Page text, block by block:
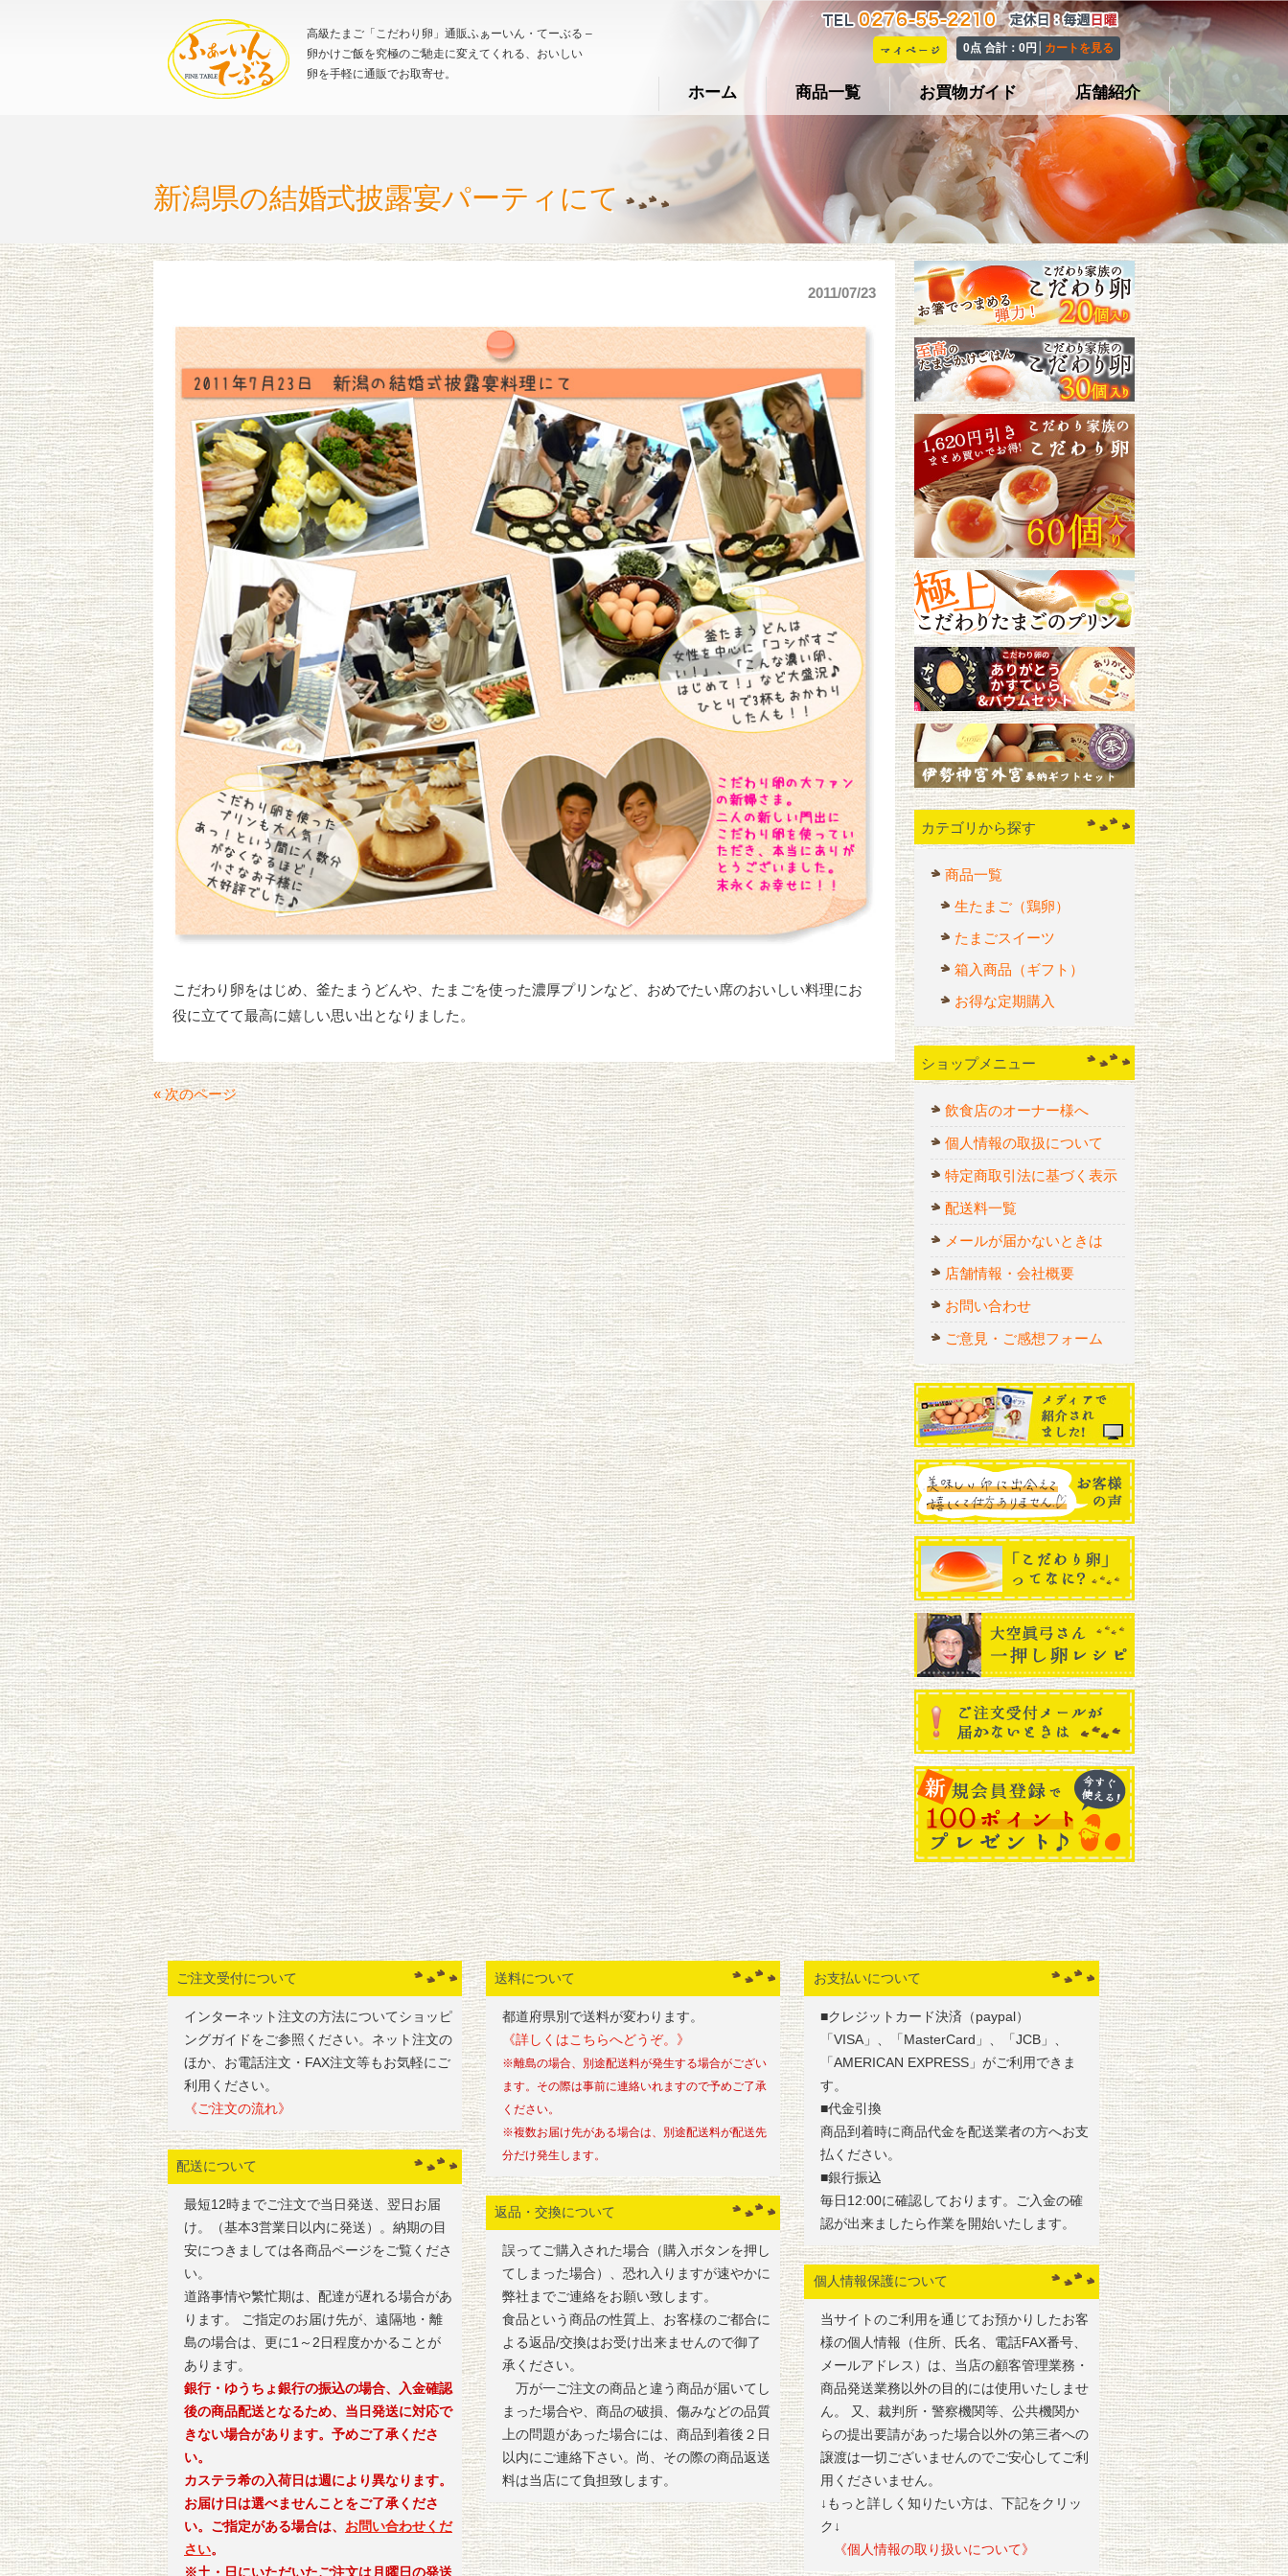
高級たまご「こだわり卵」通販ふぁーいん・てーぶる –
卵かけご飯を究極のご馳走に変えてくれる、おいしい
卵を手軽に通販でお取寄せ。
0点 合計：0円│ カートを見る
ホーム 商品一覧 お買物ガイド 店舗紹介
新潟県の結婚式披露宴パーティにて
2011/07/23
こだわり卵をはじめ、釜たまうどんや、たまごを使った濃厚プリンなど、おめでたい席のおいしい料理にお
役に立てて最高に嬉しい思い出となりました。
« 次のページ
カテゴリから探す
商品一覧
生たまご（鶏卵）
たまごスイーツ
箱入商品（ギフト）
お得な定期購入
ショップメニュー
飲食店のオーナー様へ
個人情報の取扱について
特定商取引法に基づく表示
配送料一覧
メールが届かないときは
店舗情報・会社概要
お問い合わせ
ご意見・ご感想フォーム
ご注文受付について
インターネット注文の方法についてショッピ
ングガイドをご参照ください。ネット注文の
ほか、お電話注文・FAX注文等もお気軽にご
利用ください。
《ご注文の流れ》
配送について
最短12時までご注文で当日発送、翌日お届
け。（基本3営業日以内に発送）。納期の目
安につきましては各商品ページをご覧くださ
い。
道路事情や繁忙期は、配達が遅れる場合があ
ります。 ご指定のお届け先が、遠隔地・離
島の場合は、更に1～2日程度かかることが
あります。
銀行・ゆうちょ銀行の振込の場合、入金確認
後の商品配送となるため、当日発送に対応で
きない場合があります。予めご了承くださ
い。
カステラ希の入荷日は週により異なります。
お届け日は選べませんことをご了承くださ
い。ご指定がある場合は、 お問い合わせくだ
さい。
※土・日にいただいたご注文は月曜日の発送
送料について
都道府県別で送料が変わります。
《詳しくはこちらへどうぞ。》
※離島の場合、別途配送料が発生する場合がござい
ます。その際は事前に連絡いれますので予めご了承
ください。
※複数お届け先がある場合は、別途配送料が配送先
分だけ発生します。
返品・交換について
誤ってご購入された場合（購入ボタンを押し
てしまった場合）、恐れ入りますが速やかに
弊社までご連絡をお願い致します。
食品という商品の性質上、お客様のご都合に
よる返品/交換はお受け出来ませんので御了
承ください。
万が一ご注文の商品と違う商品が届いてし
まった場合や、商品の破損、傷みなどの品質
上の問題があった場合には、商品到着後２日
以内にご連絡下さい。尚、その際の商品返送
料は当店にて負担致します。
お支払いについて
■クレジットカード決済（paypal）
「VISA」、「MasterCard」、「JCB」、
「AMERICAN EXPRESS」がご利用できま
す。
■代金引換
商品到着時に商品代金を配送業者の方へお支
払ください。
■銀行振込
毎日12:00に確認しております。ご入金の確
認が出来ましたら作業を開始いたします。
個人情報保護について
当サイトのご利用を通じてお預かりしたお客
様の個人情報（住所、氏名、電話FAX番号、
メールアドレス）は、当店の顧客管理業務・
商品発送業務以外の目的には使用いたしませ
ん。 又、裁判所・警察機関等、公共機関か
らの提出要請があった場合以外の第三者への
譲渡は一切ございませんのでご安心してご利
用くださいません。
↓もっと詳しく知りたい方は、下記をクリッ
ク↓
《個人情報の取り扱いについて》